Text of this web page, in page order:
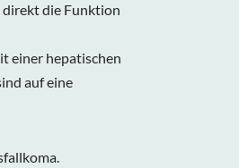
direkt die Funktion
einer hepatischen
auf eine